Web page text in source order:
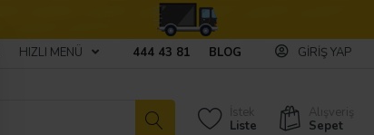
HIZLI MENÜ 444 43 81 BLOG GIRIŞ YAP
İstek
Liste
Alışveriş
Sepet